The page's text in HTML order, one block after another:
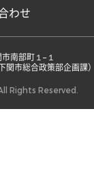
わせ
市総合政策部企画課）
Rights Reserved.